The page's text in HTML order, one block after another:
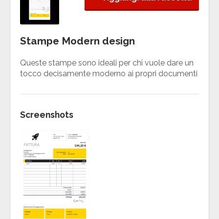
Stampe Modern design
Queste stampe sono ideali per chi vuole dare un
tocco decisamente moderno ai propri documenti
Screenshots